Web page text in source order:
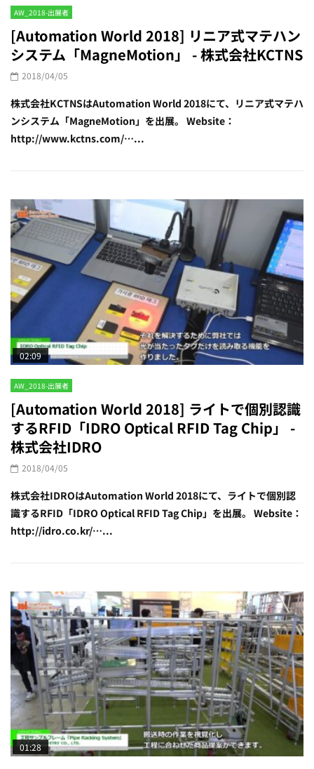
AW_2018-出展者
[Automation World 2018] リニア式マテハン
システム「MagneMotion」 - 株式会社KCTNS
2018/04/05
株式会社KCTNSはAutomation World 2018にて、リニア式マテハ
ンシステム「MagneMotion」を出展。 Website：
http://www.kctns.com/…...
02:09
AW_2018-出展者
[Automation World 2018] ライトで個別認識
するRFID「IDRO Optical RFID Tag Chip」 -
株式会社IDRO
2018/04/05
株式会社IDROはAutomation World 2018にて、ライトで個別認
識するRFID「IDRO Optical RFID Tag Chip」を出展。 Website：
http://idro.co.kr/…...
01:28